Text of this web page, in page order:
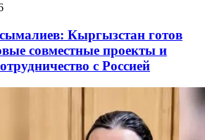
Кыргызстан готов
совместные проекты и
с Россией